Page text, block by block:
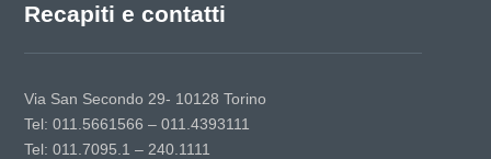
Recapiti e contatti
Via San Secondo 29- 10128 Torino
Tel: 011.5661566 – 011.4393111
Tel: 011.7095.1 – 240.1111